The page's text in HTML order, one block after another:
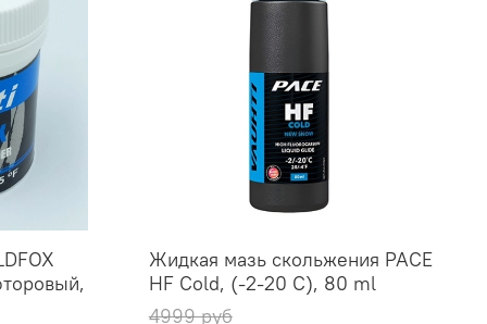
Жидкая мазь скольжения PACE
HF Cold, (-2-20 C), 80 ml
4999 руб